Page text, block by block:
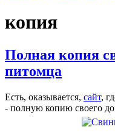
копия
Полная копия
питомца
Есть, оказывается, сайт,
- полную копию своего